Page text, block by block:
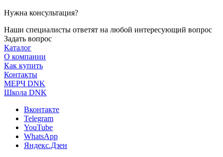
Нужна консультация?
Наши специалисты ответят на любой интересующий вопрос
Задать вопрос
Каталог
О компании
Как купить
Контакты
МЕРЧ DNK
Школа DNK
Вконтакте
Telegram
YouTube
WhatsApp
Яндекс.Дзен